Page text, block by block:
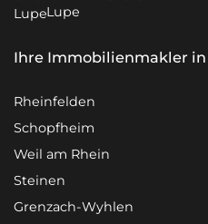
Ihre Immobilienmakler in
Rheinfelden
Schopfheim
Weil am Rhein
Steinen
Grenzach-Wyhlen